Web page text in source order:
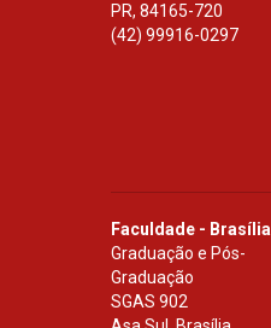
PR, 84165-720
(42) 99916-0297
Faculdade - Brasília
Graduação e Pós-
Graduação
SGAS 902